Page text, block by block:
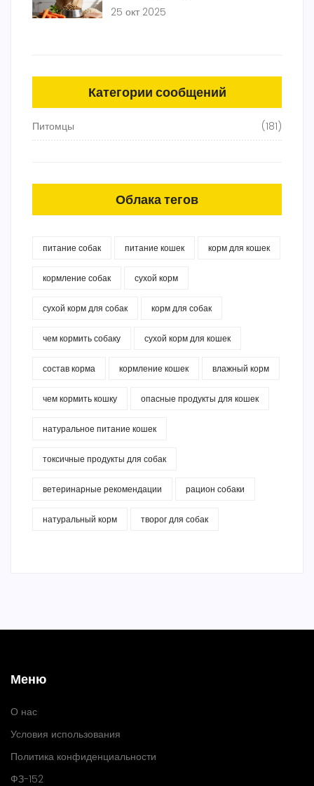
25 окт 2025
Категории сообщений
Питомцы (181)
Облака тегов
питание собак питание кошек корм для кошек
кормление собак сухой корм
сухой корм для собак корм для собак
чем кормить собаку сухой корм для кошек
состав корма кормление кошек влажный корм
чем кормить кошку опасные продукты для кошек
натуральное питание кошек
токсичные продукты для собак
ветеринарные рекомендации рацион собаки
натуральный корм творог для собак
Меню
О нас
Условия использования
Политика конфиденциальности
ФЗ-152